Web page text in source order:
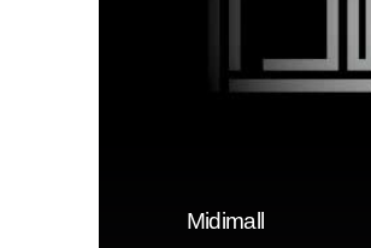
Midimall